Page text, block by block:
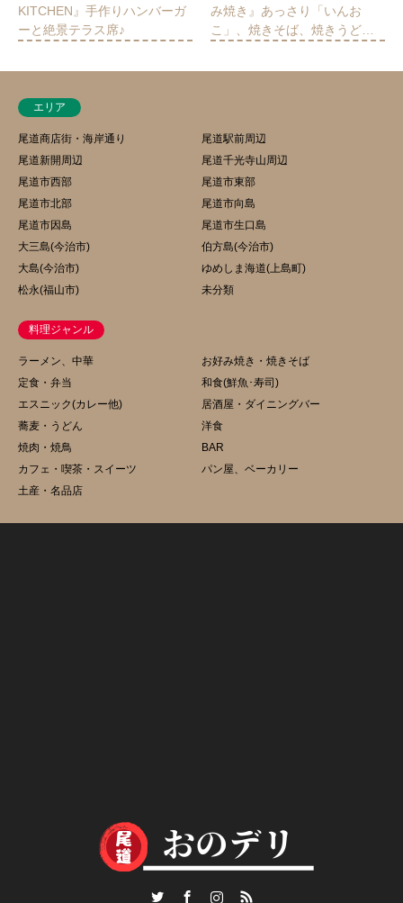
KITCHEN』手作りハンバーガ
ーと絶景テラス席♪
み焼き』あっさり「いんお
こ」、焼きそば、焼きうど…
エリア
尾道商店街・海岸通り
尾道駅前周辺
尾道新開周辺
尾道千光寺山周辺
尾道市西部
尾道市東部
尾道市北部
尾道市向島
尾道市因島
尾道市生口島
大三島(今治市)
伯方島(今治市)
大島(今治市)
ゆめしま海道(上島町)
松永(福山市)
未分類
料理ジャンル
ラーメン、中華
お好み焼き・焼きそば
定食・弁当
和食(鮮魚･寿司)
エスニック(カレー他)
居酒屋・ダイニングバー
蕎麦・うどん
洋食
焼肉・焼鳥
BAR
カフェ・喫茶・スイーツ
パン屋、ベーカリー
土産・名品店
RSS